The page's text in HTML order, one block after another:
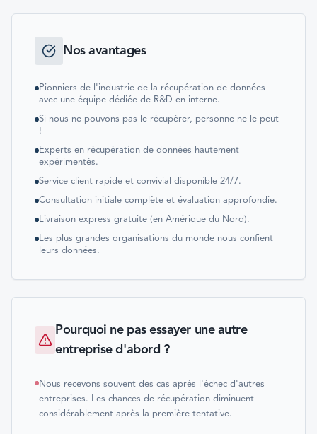
Nos avantages
Pionniers de l'industrie de la récupération de données
avec une équipe dédiée de R&D en interne.
Si nous ne pouvons pas le récupérer, personne ne le peut
!
Experts en récupération de données hautement
expérimentés.
Service client rapide et convivial disponible 24/7.
Consultation initiale complète et évaluation approfondie.
Livraison express gratuite (en Amérique du Nord).
Les plus grandes organisations du monde nous confient
leurs données.
Pourquoi ne pas essayer une autre
entreprise d'abord ?
Nous recevons souvent des cas après l'échec d'autres
entreprises. Les chances de récupération diminuent
considérablement après la première tentative.